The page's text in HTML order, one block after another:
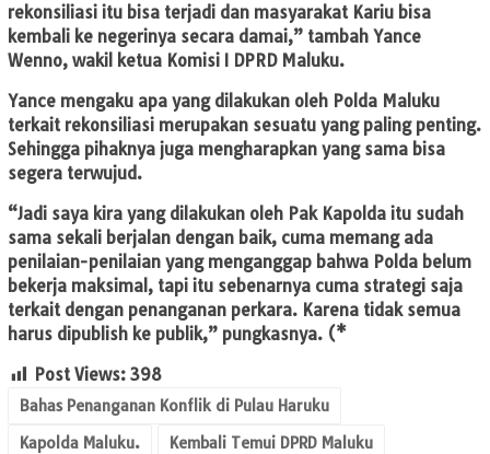
rekonsiliasi itu bisa terjadi dan masyarakat Kariu bisa
kembali ke negerinya secara damai,” tambah Yance
Wenno, wakil ketua Komisi I DPRD Maluku.
Yance mengaku apa yang dilakukan oleh Polda Maluku
terkait rekonsiliasi merupakan sesuatu yang paling penting.
Sehingga pihaknya juga mengharapkan yang sama bisa
segera terwujud.
“Jadi saya kira yang dilakukan oleh Pak Kapolda itu sudah
sama sekali berjalan dengan baik, cuma memang ada
penilaian-penilaian yang menganggap bahwa Polda belum
bekerja maksimal, tapi itu sebenarnya cuma strategi saja
terkait dengan penanganan perkara. Karena tidak semua
harus dipublish ke publik,” pungkasnya. (*
Post Views: 398
Bahas Penanganan Konflik di Pulau Haruku
Kapolda Maluku.
Kembali Temui DPRD Maluku